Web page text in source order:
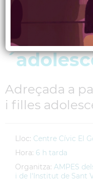
canvis:
Adreçada a
i filles
Lloc: Centre Cívic El
Hora: 6 h tarda
Organitza: AMPES
i de l'Institut de Sant